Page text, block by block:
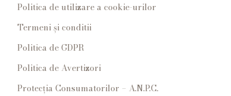
Politica de utilizare a cookie-urilor
Termeni și conditii
Politica de GDPR
Politica de Avertizori
Protecția Consumatorilor – A.N.P.C.